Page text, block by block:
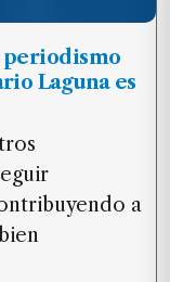
Laguna es
a